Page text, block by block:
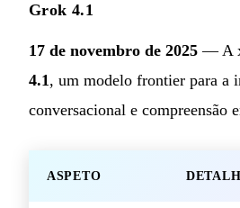
Grok 4.1
17 de novembro de 2025 — A
4.1, um modelo frontier para a
conversacional e compreensão
ASPETO